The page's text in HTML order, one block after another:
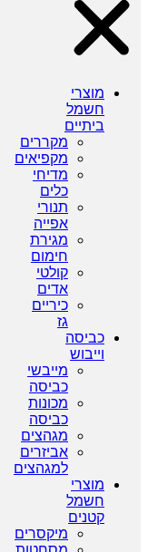
מוצרי
חשמל
ביתיים
מקררים
מקפיאים
מדיחי
כלים
תנורי
אפייה
מגירת
חימום
קולטי
אדים
כיריים
גז
כביסה
וייבוש
מייבשי
כביסה
מכונות
כביסה
מגהצים
אביזרים
למגהצים
מוצרי
חשמל
קטנים
מיקסרים